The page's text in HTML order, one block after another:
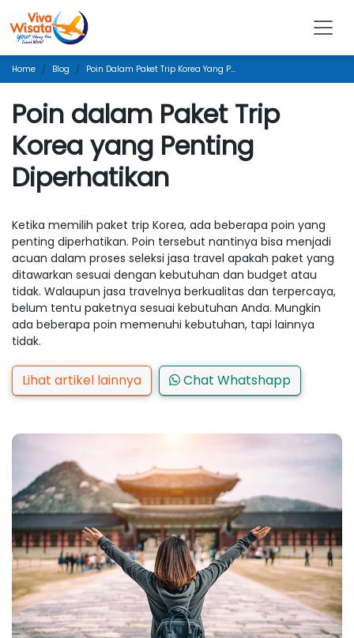
Home Blog Poin Dalam Paket Trip Korea Yang Penting Diperhatikan
Poin dalam Paket Trip
Korea yang Penting
Diperhatikan
Ketika memilih paket trip Korea, ada beberapa poin yang
penting diperhatikan. Poin tersebut nantinya bisa menjadi
acuan dalam proses seleksi jasa travel apakah paket yang
ditawarkan sesuai dengan kebutuhan dan budget atau
tidak. Walaupun jasa travelnya berkualitas dan terpercaya,
belum tentu paketnya sesuai kebutuhan Anda. Mungkin
ada beberapa poin memenuhi kebutuhan, tapi lainnya
tidak.
Lihat artikel lainnya Chat Whatshapp